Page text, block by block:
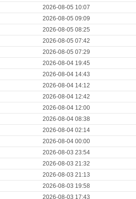
2026-08-05 10:07
2026-08-05 09:09
2026-08-05 08:25
2026-08-05 07:42
2026-08-05 07:29
2026-08-04 19:45
2026-08-04 14:43
2026-08-04 14:12
2026-08-04 12:42
2026-08-04 12:00
2026-08-04 08:38
2026-08-04 02:14
2026-08-04 00:00
2026-08-03 23:54
2026-08-03 21:32
2026-08-03 21:13
2026-08-03 19:58
2026-08-03 17:43